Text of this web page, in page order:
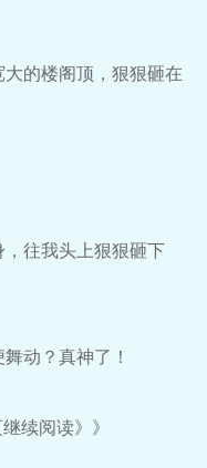
的楼阁顶，狠狠砸在
往我头上狠狠砸下
动？真神了！
续阅读》》